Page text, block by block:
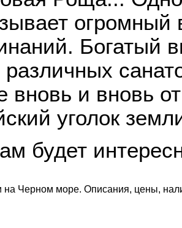
огромный
Богатый
различных
вновь и вновь
уголок
будет
на Черном море. Описания, цены,